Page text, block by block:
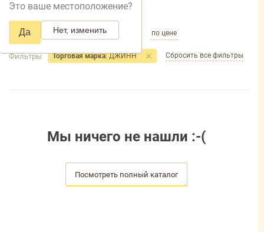
Это ваше местоположение?
Да Нет, изменить
Добавить фильтр товаров
по популярности по названию по цене
Фильтры Торговая марка: ДЖИНН Сбросить все фильтры
Мы ничего не нашли :-(
Посмотреть полный каталог